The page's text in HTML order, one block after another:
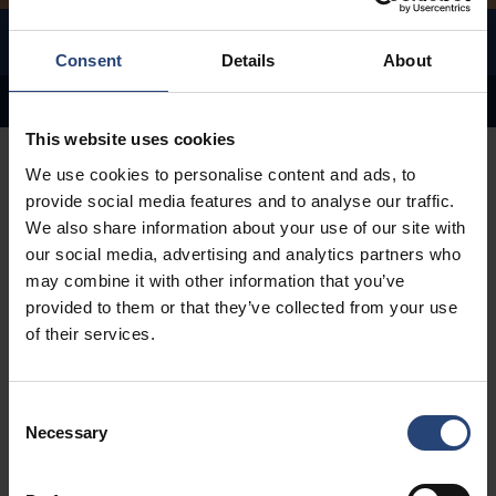
Consent Details About
This website uses cookies
We use cookies to personalise content and ads, to
provide social media features and to analyse our traffic.
We also share information about your use of our site with
our social media, advertising and analytics partners who
may combine it with other information that you’ve
provided to them or that they’ve collected from your use
of their services.
Selection
Necessary
Poupe recursos
com o material de
embalagem ideal
Quer se trate de uma solução unidirecional ou retornável,